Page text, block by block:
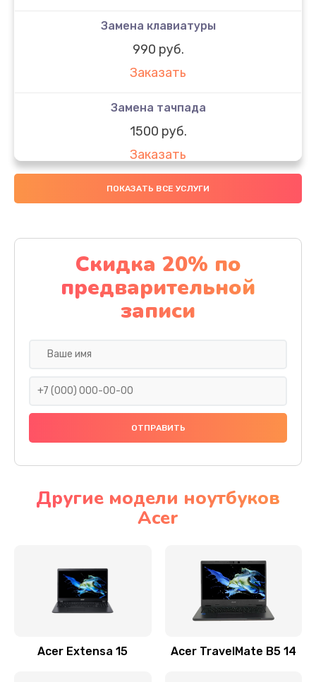
Замена клавиатуры
990 руб.
Заказать
Замена тачпада
1500 руб.
Заказать
Замена южного моста
Заказать
Чистка от пыли
1060 руб.
Заказать
Ремонт подсветки
Настройка BIOS
Замена видеочипа
Заказать
ПОКАЗАТЬ ВСЕ УСЛУГИ
Скидка 20% по
предварительной
записи
Другие модели ноутбуков
Acer
Acer Extensa 15 Acer TravelMate B5 14